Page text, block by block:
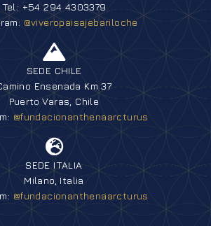
Tel: +54 294 4303379
@viveropaisajebariloche
SEDE CHILE
Ensenada Km 37
Puerto Varas, Chile
@fundacionanthenaarcturus
SEDE ITALIA
Milano, Italia
@fundacionanthenaarcturus